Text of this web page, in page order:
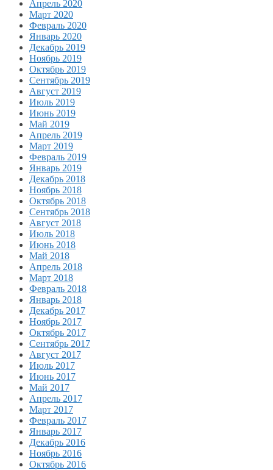
Апрель 2020
Март 2020
Февраль 2020
Январь 2020
Декабрь 2019
Ноябрь 2019
Октябрь 2019
Сентябрь 2019
Август 2019
Июль 2019
Июнь 2019
Май 2019
Апрель 2019
Март 2019
Февраль 2019
Январь 2019
Декабрь 2018
Ноябрь 2018
Октябрь 2018
Сентябрь 2018
Август 2018
Июль 2018
Июнь 2018
Май 2018
Апрель 2018
Март 2018
Февраль 2018
Январь 2018
Декабрь 2017
Ноябрь 2017
Октябрь 2017
Сентябрь 2017
Август 2017
Июль 2017
Июнь 2017
Май 2017
Апрель 2017
Март 2017
Февраль 2017
Январь 2017
Декабрь 2016
Ноябрь 2016
Октябрь 2016